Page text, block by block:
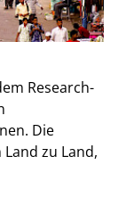
Research-
Die
zu Land,